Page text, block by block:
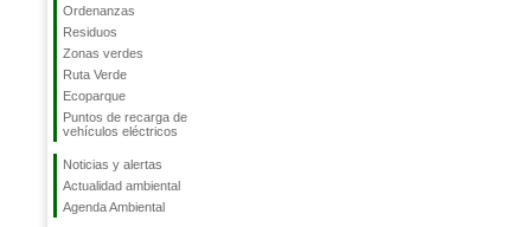
Ordenanzas
Residuos
Zonas verdes
Ruta Verde
Ecoparque
Puntos de recarga de
vehículos eléctricos
Noticias y alertas
Actualidad ambiental
Agenda Ambiental